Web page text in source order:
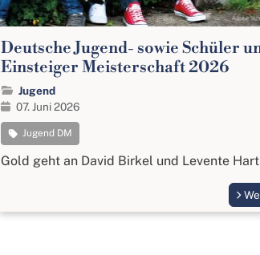
Deutsche Jugend- sowie Schüler
Einsteiger Meisterschaft 2026
Jugend
07. Juni 2026
Jugend DM
Gold geht an David Birkel und Levente